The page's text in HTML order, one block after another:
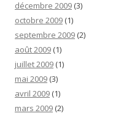
décembre 2009 (3)
octobre 2009 (1)
septembre 2009 (2)
août 2009 (1)
juillet 2009 (1)
mai 2009 (3)
avril 2009 (1)
mars 2009 (2)